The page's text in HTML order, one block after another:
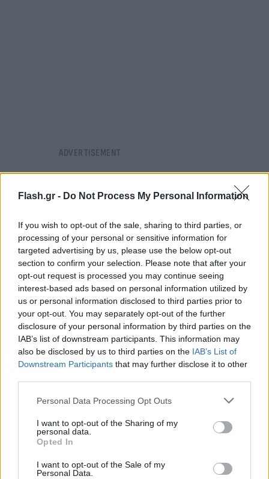
Flash.gr - Do Not Process My Personal Information
If you wish to opt-out of the sale, sharing to third parties, or
processing of your personal or sensitive information for
targeted advertising by us, please use the below opt-out
section to confirm your selection. Please note that after your
opt-out request is processed you may continue seeing
interest-based ads based on personal information utilized by
us or personal information disclosed to third parties prior to
your opt-out. You may separately opt-out of the further
disclosure of your personal information by third parties on the
IAB’s list of downstream participants. This information may
also be disclosed by us to third parties on the IAB’s List of
Downstream Participants that may further disclose it to other
Please note that this website/app uses one or more Google
not limited to your visit or usage behaviour. You may click to
grant or deny consent to Google and its third-party tags to
use your data for below specified purposes in below Google
consent section.
Personal Data Processing Opt Outs
I want to opt-out of the Sharing of my
personal data.
Opted In
I want to opt-out of the Sale of my
Personal Data.
Στη συνέχεια το Politico σχολιάζει αρνητικά την
ρητοική ερώτηση: «Ποιος όμως έχει υπονομεύσει
την εμπιστοσύνη στην υπηρεσία, αν όχι εκείνοι
που διέταξαν την υποκλοπή;».